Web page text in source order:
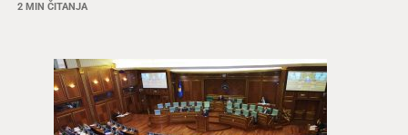
2 MIN ČITANJA